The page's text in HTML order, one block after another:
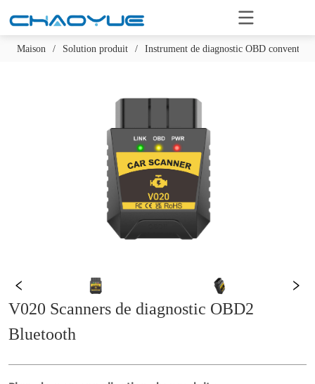
Maison / Solution produit / Instrument de diagnostic OBD
V020 Scanners de diagnostic OBD2
Bluetooth